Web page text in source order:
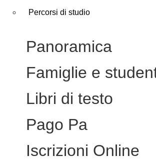
Percorsi di studio
Panoramica
Famiglie e
Libri di testo
Pago Pa
Iscrizioni Online